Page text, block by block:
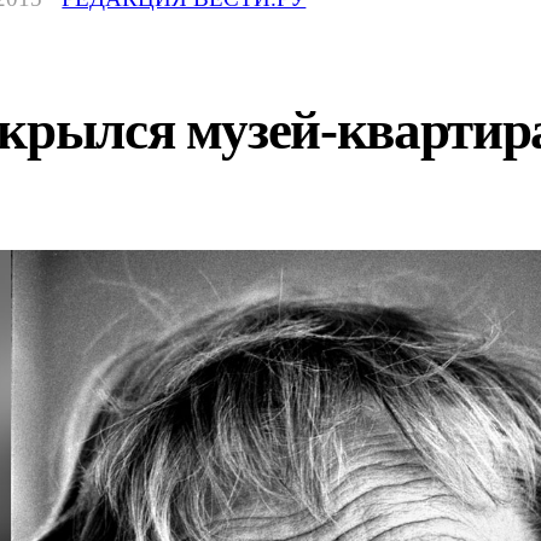
музей-